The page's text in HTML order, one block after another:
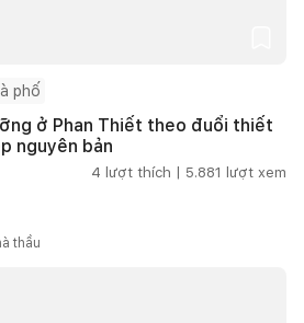
phố
ở Phan Thiết theo đuổi thiết
nguyên bản
4 lượt thích | 5.881 lượt xem
thầu